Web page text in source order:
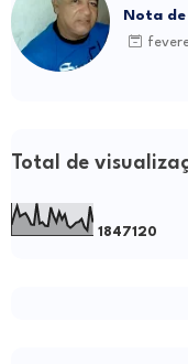
Nota de
Total de
1 847120